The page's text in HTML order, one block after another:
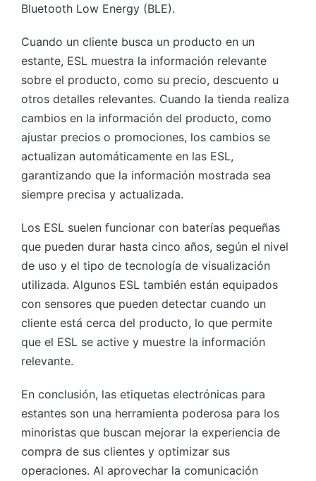
Bluetooth Low Energy (BLE).
Cuando un cliente busca un producto en un
estante, ESL muestra la información relevante
sobre el producto, como su precio, descuento u
otros detalles relevantes. Cuando la tienda realiza
cambios en la información del producto, como
ajustar precios o promociones, los cambios se
actualizan automáticamente en las ESL,
garantizando que la información mostrada sea
siempre precisa y actualizada.
Los ESL suelen funcionar con baterías pequeñas
que pueden durar hasta cinco años, según el nivel
de uso y el tipo de tecnología de visualización
utilizada. Algunos ESL también están equipados
con sensores que pueden detectar cuando un
cliente está cerca del producto, lo que permite
que el ESL se active y muestre la información
relevante.
En conclusión, las etiquetas electrónicas para
estantes son una herramienta poderosa para los
minoristas que buscan mejorar la experiencia de
compra de sus clientes y optimizar sus
operaciones. Al aprovechar la comunicación